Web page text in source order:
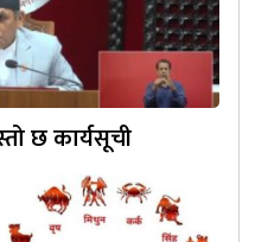
छ कार्यसूची